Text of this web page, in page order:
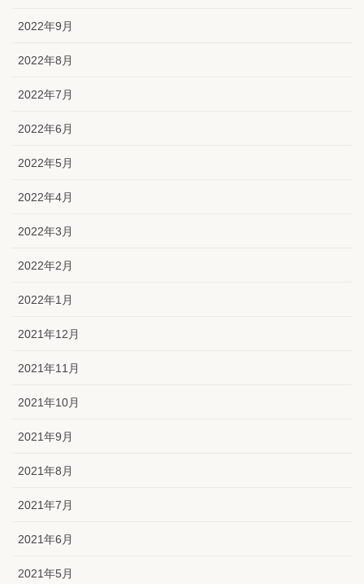
2022年9月
2022年8月
2022年7月
2022年6月
2022年5月
2022年4月
2022年3月
2022年2月
2022年1月
2021年12月
2021年11月
2021年10月
2021年9月
2021年8月
2021年7月
2021年6月
2021年5月